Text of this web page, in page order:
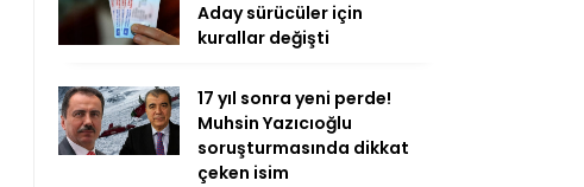
Aday sürücüler için
kurallar değişti
17 yıl sonra yeni perde!
Muhsin Yazıcıoğlu
soruşturmasında dikkat
çeken isim